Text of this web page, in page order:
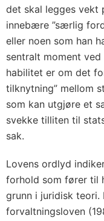
det skal legges vekt
innebære ”særlig
eller noen som han
sentralt moment
habilitet er om det
tilknytning” mellom
som kan utgjøre et
svekke tilliten til
sak.
Lovens ordlyd
forhold som fører til
grunn i juridisk teori.
forvaltningsloven